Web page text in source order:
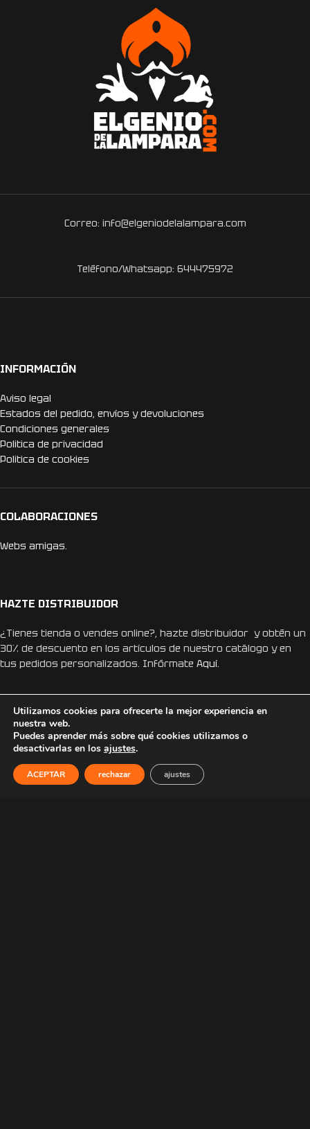
Correo: info@elgeniodelalampara.com
Teléfono/Whatsapp: 644475972
INFORMACIÓN
Aviso legal
Estados del pedido, envíos y devoluciones
Condiciones generales
Politica de privacidad
Politica de cookies
COLABORACIONES
Webs amigas.
HAZTE DISTRIBUIDOR
¿Tienes tienda o vendes online?, hazte distribuidor y obtén un
30% de descuento en los artículos de nuestro catálogo y en
tus pedidos personalizados. Infórmate Aquí.
REDES SOCIALES
Instagram
Utilizamos cookies para ofrecerte la mejor experiencia en
nuestra web.
Puedes aprender más sobre qué cookies utilizamos o
desactivarlas en los ajustes.
ACEPTAR rechazar ajustes